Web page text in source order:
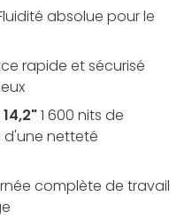
absolue pour le
rapide et sécurisé
1 600 nits de
d'une netteté
complète de travail